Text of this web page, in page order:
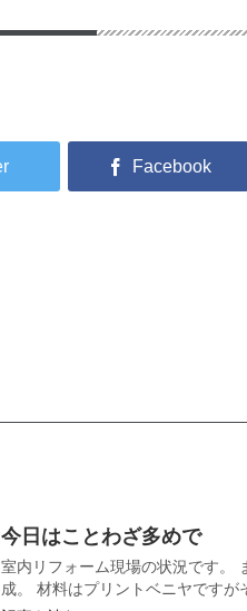
今日はことわざ多めで
室内リフォーム現場の状況で
成。 材料はプリントベニヤですが